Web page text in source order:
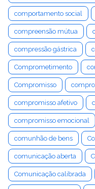
comportamento social
compreensão mútua
compressão gástrica
Comprometimento
Compromisso
compromisso afetivo
compromisso emocional
comunhão de bens
comunicação aberta
Comunicação calibrada